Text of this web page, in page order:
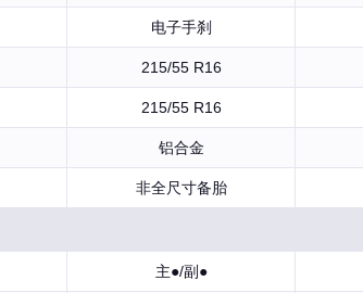
电子手刹
215/55 R16
215/55 R16
铝合金
非全尺寸备胎
主●/副●